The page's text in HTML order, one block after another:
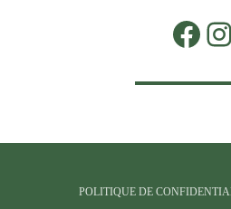
POLITIQUE DE